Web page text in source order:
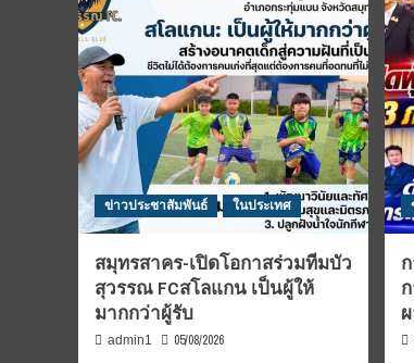
ข่าวประชาสัมพันธ์ ในประเทศ
สมุทรสาคร-เปิดโอกาสร่วมทีมบัว
สุวรรณ FCสโลแกน เป็นผู้ให้
มากกว่าผู้รับ
admin1 05/08/2026